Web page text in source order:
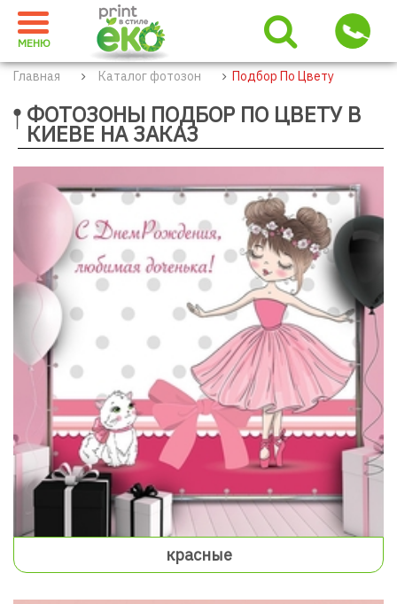
МЕНЮ
Главная Каталог фотозон Подбор По Цвету
ФОТОЗОНЫ ПОДБОР ПО ЦВЕТУ В
КИЕВЕ НА ЗАКАЗ
красные